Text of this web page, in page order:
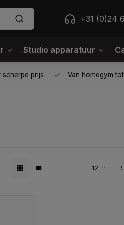
+31 (0)24
Studio apparatuur
prijs Van homegym